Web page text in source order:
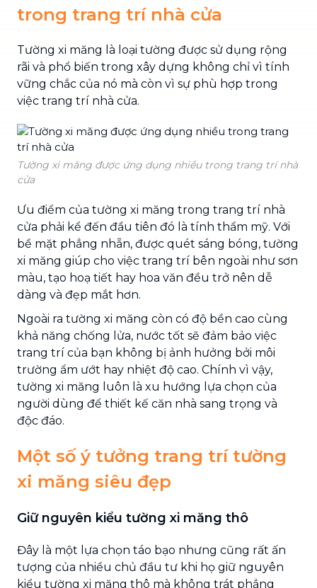
trong trang trí nhà cửa
Tường xi măng là loại tường được sử dụng rộng
rãi và phổ biến trong xây dựng không chỉ vì tính
vững chắc của nó mà còn vì sự phù hợp trong
việc trang trí nhà cửa.
Tường xi măng được ứng dụng nhiều trong trang trí nhà
cửa
Ưu điểm của tường xi măng trong trang trí nhà
cửa phải kể đến đầu tiên đó là tính thẩm mỹ. Với
bề mặt phẳng nhẵn, được quét sáng bóng, tường
xi măng giúp cho việc trang trí bên ngoài như sơn
màu, tạo hoạ tiết hay hoa văn đều trở nên dễ
dàng và đẹp mắt hơn.
Ngoài ra tường xi măng còn có độ bền cao cùng
khả năng chống lửa, nước tốt sẽ đảm bảo việc
trang trí của bạn không bị ảnh hưởng bởi môi
trường ẩm ướt hay nhiệt độ cao. Chính vì vậy,
tường xi măng luôn là xu hướng lựa chọn của
người dùng để thiết kế căn nhà sang trọng và
độc đáo.
Một số ý tưởng trang trí tường
xi măng siêu đẹp
Giữ nguyên kiểu tường xi măng thô
Đây là một lựa chọn táo bạo nhưng cũng rất ấn
tượng của nhiều chủ đầu tư khi họ giữ nguyên
kiểu tường xi măng thô mà không trát phẳng